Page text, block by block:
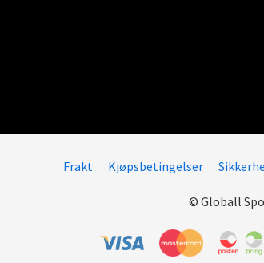
Frakt Kjøpsbetingelser
© Globall